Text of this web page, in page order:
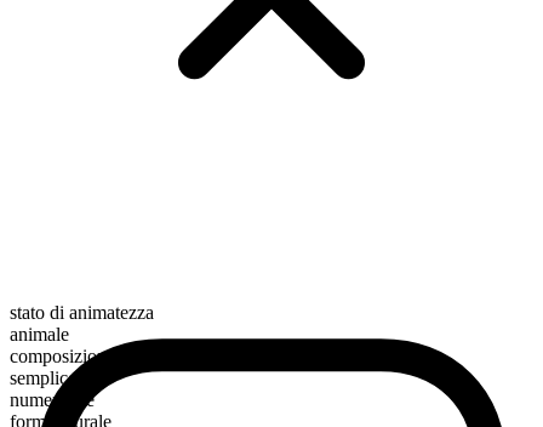
stato di animatezza
animale
composizione morfologica
semplice
numerabile
forma plurale